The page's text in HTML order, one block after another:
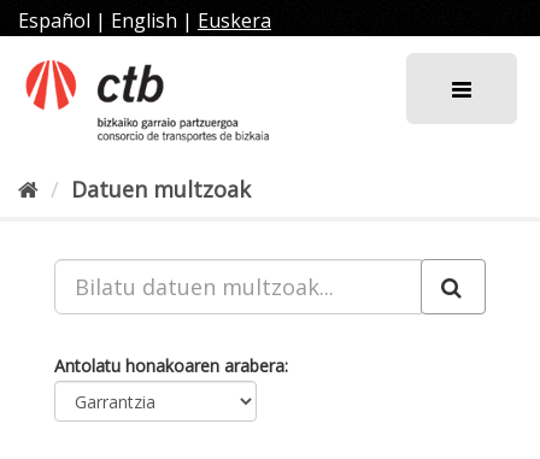
Joan
edukira
Español | English | Euskera
Datuen multzoak
Antolatu honakoaren arabera